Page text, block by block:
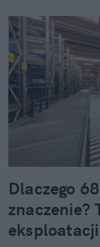
Dlaczego
znaczenie?